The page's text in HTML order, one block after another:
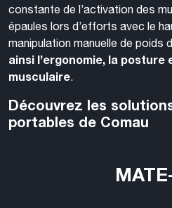
constante de l’activation des
épaules lors d’efforts avec le
manipulation manuelle de poids
ainsi l’ergonomie, la
musculaire.
Découvrez les
portables de Comau